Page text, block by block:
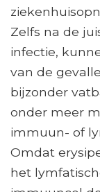
Zelfs na de
infectie,
van de
bijzonder
onder meer
immuun- of
Omdat
het